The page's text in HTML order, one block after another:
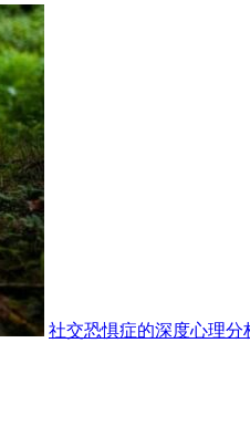
社交恐惧症的深度心理分